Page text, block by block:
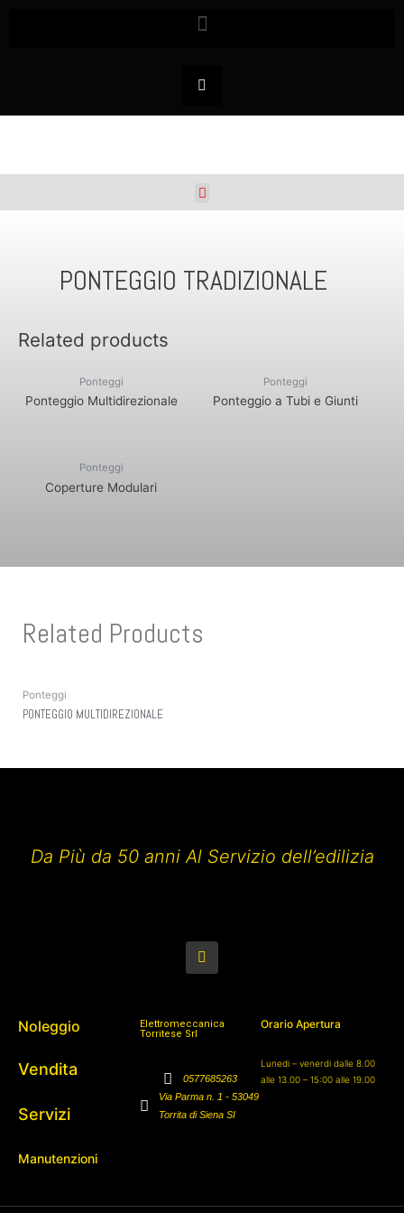
PONTEGGIO TRADIZIONALE
Related products
Ponteggi
Ponteggio Multidirezionale
Ponteggi
Ponteggio a Tubi e Giunti
Ponteggi
Coperture Modulari
Related Products
Ponteggi
PONTEGGIO MULTIDIREZIONALE
Da Più da 50 anni Al Servizio dell’edilizia
Noleggio
Vendita
Servizi
Manutenzioni
Elettromeccanica
Torritese Srl
0577685263
Via Parma n. 1 - 53049
Torrita di Siena SI
Orario Apertura
Lunedi – venerdi dalle 8.00
alle 13.00 – 15:00 alle 19.00